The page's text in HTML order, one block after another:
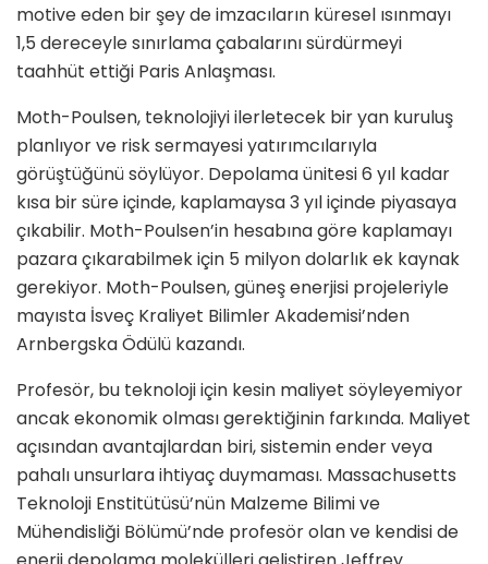
motive eden bir şey de imzacıların küresel ısınmayı
1,5 dereceyle sınırlama çabalarını sürdürmeyi
taahhüt ettiği Paris Anlaşması.
Moth-Poulsen, teknolojiyi ilerletecek bir yan kuruluş
planlıyor ve risk sermayesi yatırımcılarıyla
görüştüğünü söylüyor. Depolama ünitesi 6 yıl kadar
kısa bir süre içinde, kaplamaysa 3 yıl içinde piyasaya
çıkabilir. Moth-Poulsen’in hesabına göre kaplamayı
pazara çıkarabilmek için 5 milyon dolarlık ek kaynak
gerekiyor. Moth-Poulsen, güneş enerjisi projeleriyle
mayısta İsveç Kraliyet Bilimler Akademisi’nden
Arnbergska Ödülü kazandı.
Profesör, bu teknoloji için kesin maliyet söyleyemiyor
ancak ekonomik olması gerektiğinin farkında. Maliyet
açısından avantajlardan biri, sistemin ender veya
pahalı unsurlara ihtiyaç duymaması. Massachusetts
Teknoloji Enstitütüsü’nün Malzeme Bilimi ve
Mühendisliği Bölümü’nde profesör olan ve kendisi de